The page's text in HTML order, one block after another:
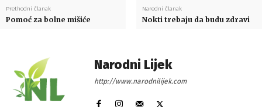
Prethodni članak
Pomoć za bolne mišiće
Naredni članak
Nokti trebaju da budu zdravi
Narodni Lijek
http://www.narodnilijek.com